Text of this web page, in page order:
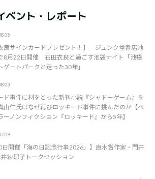
ベント・レポート
良サインカードプレゼント！】 ジュンク堂書店池
8月22日開催 石田衣良と過ごす池袋ナイト「池袋
ゲートパークと走った30年」
ド事件に材をとった新刊小説『シャドーゲーム』を
山仁氏はなぜ再びロッキード事件に挑んだのか【ベ
ーノンフィクション『ロッキード』から5年】
日開催「海の日記念行事2026」】直木賞作家・門井
紗耶子トークセッション